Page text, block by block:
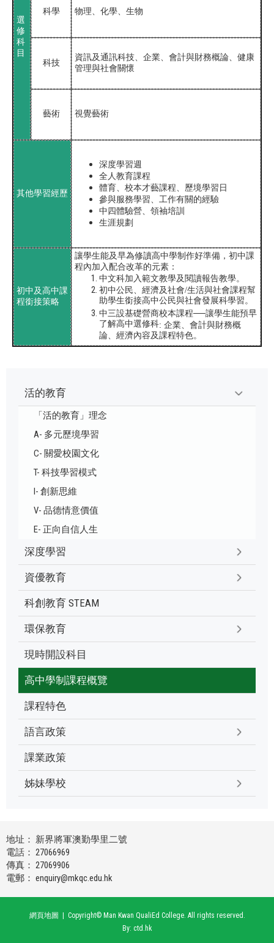
選
修
科
目
科學 物理、化學、生物
科技
資訊及通訊科技、企業、會計與財務概論、健康
管理與社會關懷
藝術 視覺藝術
其他學習經歷
深度學習週
全人教育課程
體育、校本才藝課程、歷境學習日
參與服務學習、工作有關的經驗
中四體驗營、領袖培訓
生涯規劃
初中及高中課
程銜接策略
讓學生能及早為修讀高中學制作好準備，初中課
程內加入配合改革的元素：
中文科加入範文教學及閱讀報告教學。
初中公民、經濟及社會/生活與社會課程幫
助學生銜接高中公民與社會發展科學習。
中三設基礎營商校本課程──讓學生能預早
了解高中選修科: 企業、會計與財務概
論、經濟內容及課程特色。
活的教育
「活的教育」理念
A- 多元歷境學習
C- 關愛校園文化
T- 科技學習模式
I- 創新思維
V- 品德情意價值
E- 正向自信人生
深度學習
資優教育
科創教育 STEAM
環保教育
現時開設科目
高中學制課程概覽
課程特色
語言政策
課業政策
姊妹學校
地址： 新界將軍澳勤學里二號
電話： 27066969
傳真： 27069906
電郵： enquiry@mkqc.edu.hk
網頁地圖
| Copyright© Man Kwan QualiEd College. All rights reserved.
By: ctd.hk